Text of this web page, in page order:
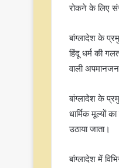
रोकने के लिए
बांग्लादेश के
हिंदू धर्म की
वाली
बांग्लादेश के
धार्मिक मूल्यों
उठाया जाता।
बांग्लादेश में